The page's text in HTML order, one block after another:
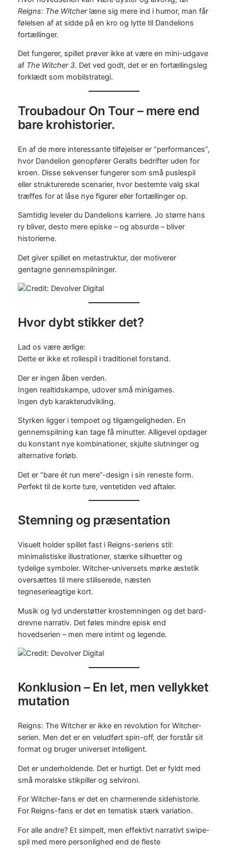
Reigns: The Witcherlæne sig mere ind i humor, man får
følelsen af at sidde på en kro og lytte til Dandelions
fortællinger.
Det fungerer, spillet prøver ikke at være en mini-udgave
af The Witcher 3. Det ved godt, det er en fortællingsleg
forklædt som mobilstrategi.
Troubadour On Tour – mere end
bare krohistorier.
En af de mere interessante tilføjelser er “performances”,
hvor Dandelion genopfører Geralts bedrifter uden for
kroen. Disse sekvenser fungerer som små puslespil
eller strukturerede scenarier, hvor bestemte valg skal
træffes for at låse nye figurer eller fortællinger op.
Samtidig leveler du Dandelions karriere. Jo større hans
ry bliver, desto mere episke – og absurde – bliver
historierne.
Det giver spillet en metastruktur, der motiverer
gentagne gennemspilninger.
Hvor dybt stikker det?
Lad os være ærlige:
Dette er ikke et rollespil i traditionel forstand.
Der er ingen åben verden.
Ingen realtidskampe, udover små minigames.
Ingen dyb karakterudvikling.
Styrken ligger i tempoet og tilgængeligheden. En
gennemspilning kan tage få minutter. Alligevel opdager
du konstant nye kombinationer, skjulte slutninger og
alternative forløb.
Det er “bare ét run mere”-design i sin reneste form.
Perfekt til de korte ture, ventetiden ved aftaler.
Stemning og præsentation
Visuelt holder spillet fast i Reigns-seriens stil:
minimalistiske illustrationer, stærke silhuetter og
tydelige symboler. Witcher-universets mørke æstetik
oversættes til mere stiliserede, næsten
tegneserieagtige kort.
Musik og lyd understøtter krostemningen og det bard-
drevne narrativ. Det føles mindre episk end
hovedserien – men mere intimt og legende.
Konklusion – En let, men vellykket
mutation
Reigns: The Witcher er ikke en revolution for Witcher-
serien. Men det er en veludført spin-off, der forstår sit
format og bruger universet intelligent.
Det er underholdende. Det er hurtigt. Det er fyldt med
små moralske stikpiller og selvironi.
For Witcher-fans er det en charmerende sidehistorie.
For Reigns-fans er det en tematisk stærk variation.
For alle andre? Et simpelt, men effektivt narrativt swipe-
spil med mere personlighed end de fleste